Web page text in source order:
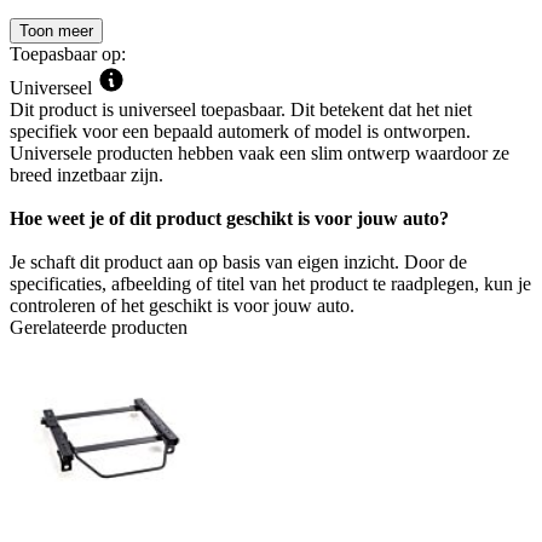
Toon meer
Toepasbaar op:
Universeel
Dit product is universeel toepasbaar. Dit betekent dat het niet
specifiek voor een bepaald automerk of model is ontworpen.
Universele producten hebben vaak een slim ontwerp waardoor ze
breed inzetbaar zijn.
Hoe weet je of dit product geschikt is voor jouw auto?
Je schaft dit product aan op basis van eigen inzicht. Door de
specificaties, afbeelding of titel van het product te raadplegen, kun je
controleren of het geschikt is voor jouw auto.
Gerelateerde producten